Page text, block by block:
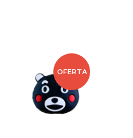
OFERTA